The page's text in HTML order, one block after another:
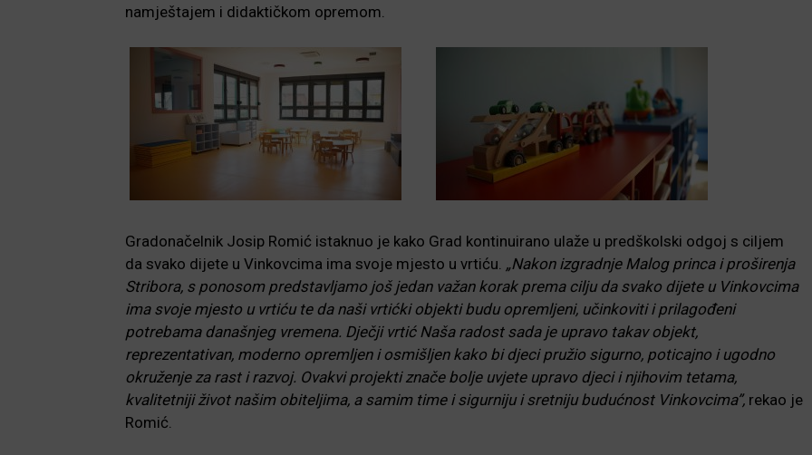
namještajem i didaktičkom opremom.
Gradonačelnik Josip Romić istaknuo je kako Grad kontinuirano ulaže u predškolski odgoj s ciljem
da svako dijete u Vinkovcima ima svoje mjesto u vrtiću. „Nakon izgradnje Malog princa i proširenja
Stribora, s ponosom predstavljamo još jedan važan korak prema cilju da svako dijete u Vinkovcima
ima svoje mjesto u vrtiću te da naši vrtićki objekti budu opremljeni, učinkoviti i prilagođeni
potrebama današnjeg vremena. Dječji vrtić Naša radost sada je upravo takav objekt,
reprezentativan, moderno opremljen i osmišljen kako bi djeci pružio sigurno, poticajno i ugodno
okruženje za rast i razvoj. Ovakvi projekti znače bolje uvjete upravo djeci i njihovim tetama,
kvalitetniji život našim obiteljima, a samim time i sigurniju i sretniju budućnost Vinkovcima”, rekao je
Romić.